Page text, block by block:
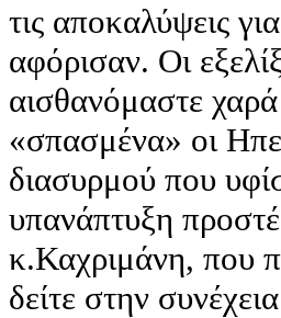
τις αποκαλύψεις
αφόρισαν. Οι
αισθανόμαστε
«σπασμένα» οι
διασυρμού που
υπανάπτυξη
κ.Καχριμάνη, που
δείτε στην